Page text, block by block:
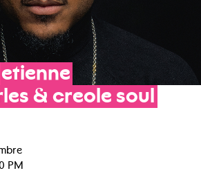
etienne
& creole soul
PM